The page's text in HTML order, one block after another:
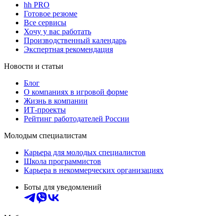
hh PRO
Готовое резюме
Все сервисы
Хочу у вас работать
Производственный календарь
Экспертная рекомендация
Новости и статьи
Блог
О компаниях в игровой форме
Жизнь в компании
ИТ-проекты
Рейтинг работодателей России
Молодым специалистам
Карьера для молодых специалистов
Школа программистов
Карьера в некоммерческих организациях
Боты для уведомлений